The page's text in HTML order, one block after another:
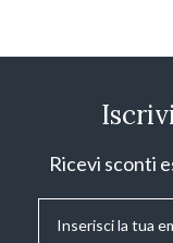
Ricevi sconti
Email*